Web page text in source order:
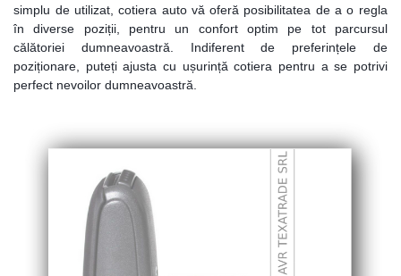
simplu de utilizat, cotiera auto vă oferă posibilitatea de a o regla
în diverse poziții, pentru un confort optim pe tot parcursul
călătoriei dumneavoastră. Indiferent de preferințele de
poziționare, puteți ajusta cu ușurință cotiera pentru a se potrivi
perfect nevoilor dumneavoastră.